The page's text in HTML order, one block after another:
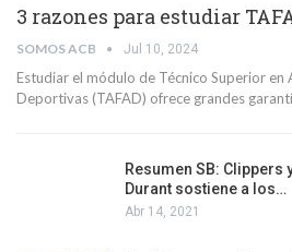
3 razones para estudiar
SOMOS ACB Jul 10, 2024
Estudiar el módulo de Técnico Superior en
Deportivas (TAFAD) ofrece grandes
Resumen SB: Clippers
Durant sostiene a los…
Abr 14, 2021